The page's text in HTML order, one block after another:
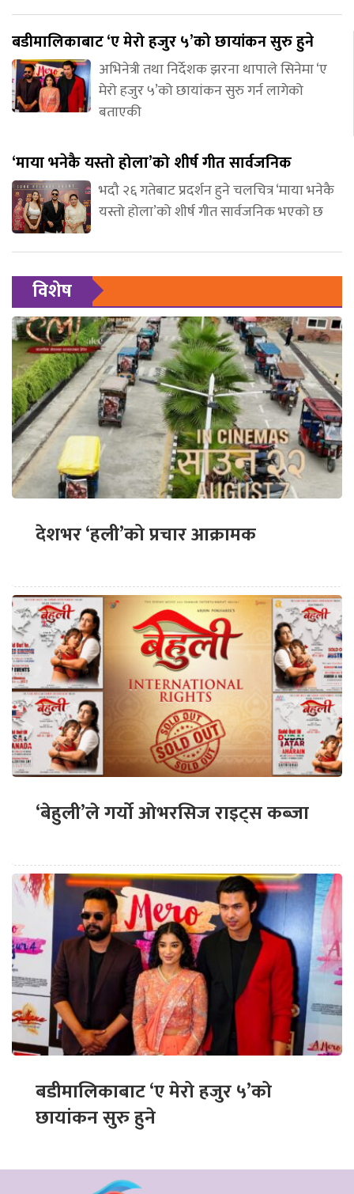
बडीमालिकाबाट ‘ए मेरो हजुर ५’को छायांकन सुरु हुने
अभिनेत्री तथा निर्देशक झरना थापाले सिनेमा ‘ए
मेरो हजुर ५’को छायांकन सुरु गर्न लागेको
बताएकी
‘माया भनेकै यस्तो होला’को शीर्ष गीत सार्वजनिक
भदौ २६ गतेबाट प्रदर्शन हुने चलचित्र ‘माया भनेकै
यस्तो होला’को शीर्ष गीत सार्वजनिक भएको छ
विशेष
देशभर ‘हली’को प्रचार आक्रामक
‘बेहुली’ले गर्यो ओभरसिज राइट्स कब्जा
बडीमालिकाबाट ‘ए मेरो हजुर ५’को
छायांकन सुरु हुने